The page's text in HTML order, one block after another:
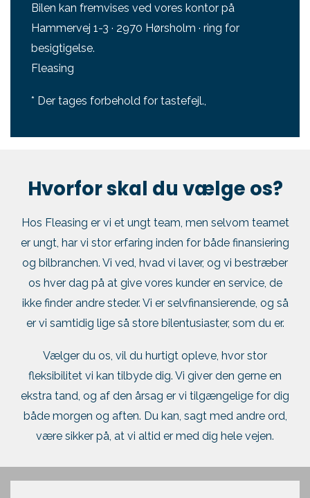
Bilen kan fremvises ved vores kontor på
Hammervej 1-3 · 2970 Hørsholm · ring for
besigtigelse.
Fleasing
* Der tages forbehold for tastefejl.,
Hvorfor skal du vælge os?
Hos Fleasing er vi et ungt team, men selvom teamet
er ungt, har vi stor erfaring inden for både finansiering
og bilbranchen. Vi ved, hvad vi laver, og vi bestræber
os hver dag på at give vores kunder en service, de
ikke finder andre steder. Vi er selvfinansierende, og så
er vi samtidig lige så store bilentusiaster, som du er.
Vælger du os, vil du hurtigt opleve, hvor stor
fleksibilitet vi kan tilbyde dig. Vi giver den gerne en
ekstra tand, og af den årsag er vi tilgængelige for dig
både morgen og aften. Du kan, sagt med andre ord,
være sikker på, at vi altid er med dig hele vejen.